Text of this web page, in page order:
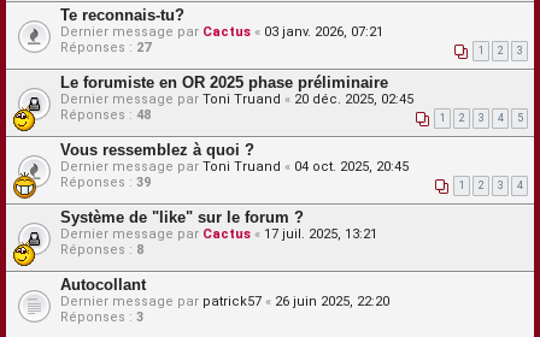
Te reconnais-tu?
Dernier message par Cactus « 03 janv. 2026, 07:21
Réponses : 27 1 2 3
Le forumiste en OR 2025 phase préliminaire
Dernier message par Toni Truand « 20 déc. 2025, 02:45
Réponses : 48 1 2 3 4 5
Vous ressemblez à quoi ?
Dernier message par Toni Truand « 04 oct. 2025, 20:45
Réponses : 39 1 2 3 4
Système de "like" sur le forum ?
Dernier message par Cactus « 17 juil. 2025, 13:21
Réponses : 8
Autocollant
Dernier message par patrick57 « 26 juin 2025, 22:20
Réponses : 3